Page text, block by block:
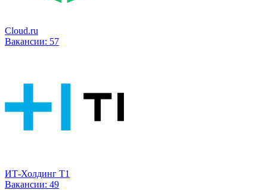
Cloud.ru
Вакансии: 57
ИТ-Холдинг Т1
Вакансии: 49